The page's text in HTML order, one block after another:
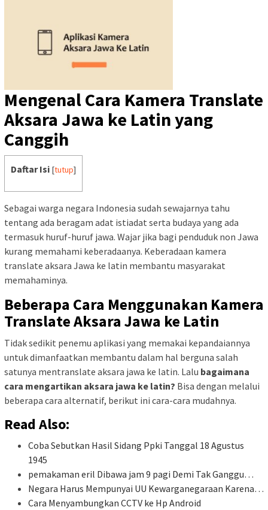
Mengenal Cara Kamera Translate
Aksara Jawa ke Latinyang
Canggih
Daftar Isi [tutup]
Sebagai warga negara Indonesia sudah sewajarnya tahu
tentang ada beragam adat istiadat serta budaya yang ada
termasuk huruf-huruf jawa. Wajar jika bagi penduduk non Jawa
kurang memahami keberadaanya. Keberadaan kamera
translate aksara Jawa ke latin membantu masyarakat
memahaminya.
Beberapa Cara Menggunakan Kamera
Translate Aksara Jawa ke Latin
Tidak sedikit penemu aplikasi yang memakai kepandaiannya
untuk dimanfaatkan membantu dalam hal berguna salah
satunya mentranslate aksara jawa ke latin. Lalu bagaimana
cara mengartikan aksara jawa ke latin? Bisa dengan melalui
beberapa cara alternatif, berikut ini cara-cara mudahnya.
Read Also:
Coba Sebutkan Hasil Sidang Ppki Tanggal 18 Agustus
1945
pemakaman eril Dibawa jam 9 pagi Demi Tak Ganggu…
Negara Harus Mempunyai UU Kewarganegaraan Karena…
Cara Menyambungkan CCTV ke Hp Android